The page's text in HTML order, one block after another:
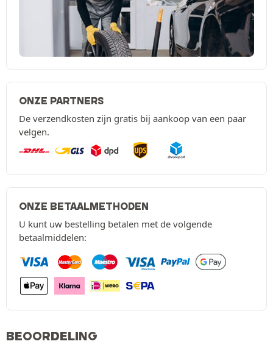
ONZE PARTNERS
De verzendkosten zijn gratis bij aankoop van een paar
velgen.
ONZE BETAALMETHODEN
U kunt uw bestelling betalen met de volgende
betaalmiddelen:
BEOORDELING